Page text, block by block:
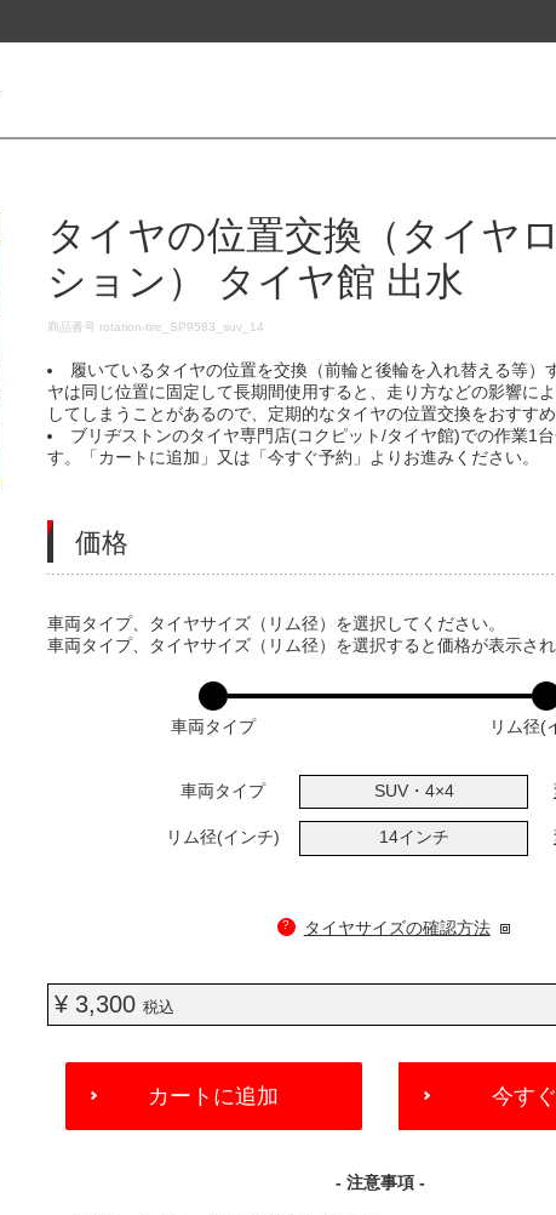
タイヤの位置交換（タイヤ
ション） タイヤ館 出水
DETAILS
商品番号 rotation-tire_SP9583_suv_14
履いているタイヤの位置を交換（前輪と後輪を入れ替える等）
ヤは同じ位置に固定して長期間使用すると、走り方などの影響に
してしまうことがあるので、定期的なタイヤの位置交換をおすすめ
ブリヂストンのタイヤ専門店(コクピット/タイヤ館)での作業1
す。「カートに追加」又は「今すぐ予約」よりお進みください。
価格
VARIATIONS
車両タイプ、タイヤサイズ（リム径）を選択してください。
車両タイプ、タイヤサイズ（リム径）を選択すると価格が表示され
車両タイプ リム径(
車両タイプ SUV・4×4
リム径(インチ) 14インチ
? タイヤサイズの確認方法
¥ 3,300税込
ADD
CART
カートに追加 今す
- 注意事項 -